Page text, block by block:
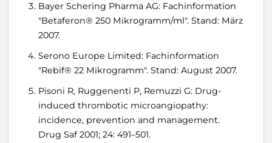
Bayer Schering Pharma AG: Fachinformation
"Betaferon® 250 Mikrogramm/ml". Stand: März
2007.
Serono Europe Limited: Fachinformation
"Rebif® 22 Mikrogramm". Stand: August 2007.
Pisoni R, Ruggenenti P, Remuzzi G: Drug-
induced thrombotic microangiopathy:
incidence, prevention and management.
Drug Saf 2001; 24: 491–501.